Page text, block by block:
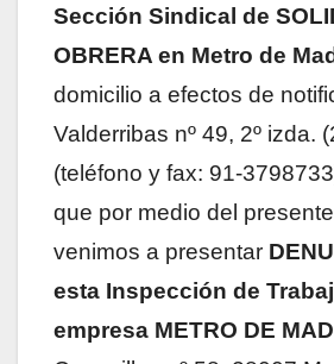
Sección Sindical de
OBRERA en Metro de
domicilio a efectos de
Valderribas nº 49, 2º izda.
(teléfono y fax: 91-
que por medio del
venimos a presentar
esta Inspección de
empresa METRO DE